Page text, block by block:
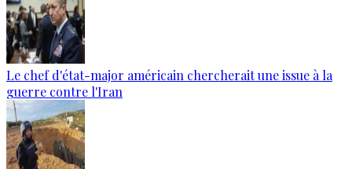
Le chef d'état-major américain chercherait une issue à la
guerre contre l'Iran